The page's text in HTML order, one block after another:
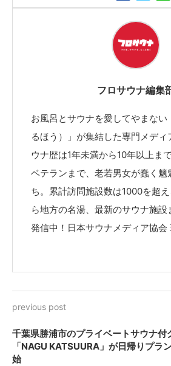
フロサウナ編集
お風呂とサウナを愛してやまない
るほう）」が集結した専門メディ
ウナ歴は1年未満から10年以上ま
ベテランまで、老若男女が蠢く魑
ち。累計訪問施設数は1000を超
ら地方の名湯、最新のサウナ施設
発信中！日本サウナメディア協会
previous post
千葉県勝浦市のプライベートサウナ付
「NAGU KATSUURA」が日帰りプラ
始